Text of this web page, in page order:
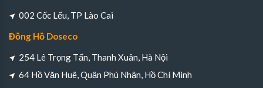
002 Cốc Lếu, TP Lào Cai
Đồng Hồ Doseco
254 Lê Trọng Tấn, Thanh Xuân, Hà Nội
64 Hồ Văn Huê, Quận Phú Nhận, Hồ Chí Minh